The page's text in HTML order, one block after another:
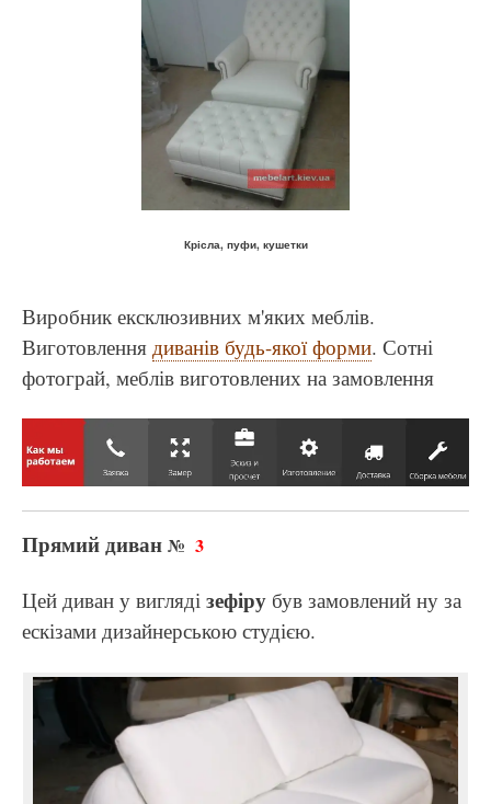
Крісла, пуфи, кушетки
Виробник ексклюзивних м'яких меблів.
Виготовлення диванів будь-якої форми. Сотні
фотограй, меблів виготовлених на замовлення
Прямий диван № 3
Цей диван у вигляді зефіру був замовлений ну за
ескізами дизайнерською студією.